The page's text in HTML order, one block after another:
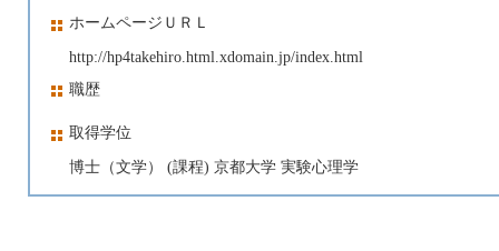
ホームページＵＲＬ
http://hp4takehiro.html.xdomain.jp/index.html
職歴
取得学位
博士（文学） (課程) 京都大学 実験心理学